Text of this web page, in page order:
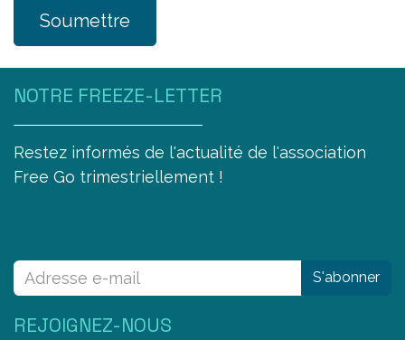
Soumettre
NOTRE FREEZE-LETTER
Restez informés de l'actualité de l'association
Free Go trimestriellement !
REJOIGNEZ-NOUS
S'abonner